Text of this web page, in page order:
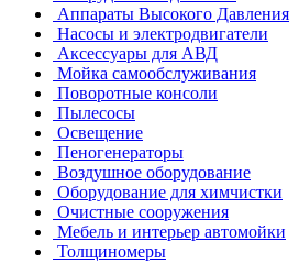
Аппараты Высокого Давления
Насосы и электродвигатели
Аксессуары для АВД
Мойка самообслуживания
Поворотные консоли
Пылесосы
Освещение
Пеногенераторы
Воздушное оборудование
Оборудование для химчистки
Очистные сооружения
Мебель и интерьер автомойки
Толщиномеры